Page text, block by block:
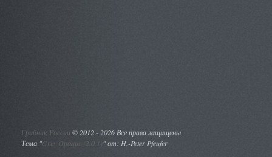
Грибник России ©2012 - 2026 Все права защищены
Тема "Grey Opaque (2.0.1)" от: H.-Peter Pfeufer